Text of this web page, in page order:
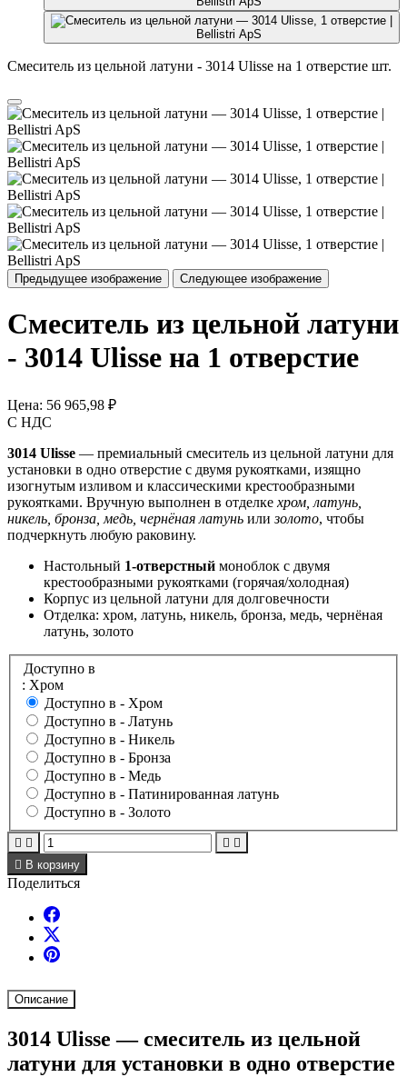
Смеситель из цельной латуни - 3014 Ulisse на 1 отверстие шт.
Предыдущее изображение Следующее изображение
Смеситель из цельной латуни
- 3014 Ulisse на 1 отверстие
Цена: 56 965,98 ₽
С НДС
3014 Ulisse — премиальный смеситель из цельной латуни для
установки в одно отверстие с двумя рукоятками, изящно
изогнутым изливом и классическими крестообразными
рукоятками. Вручную выполнен в отделке хром, латунь,
никель, бронза, медь, чернёная латунь илизолото, чтобы
подчеркнуть любую раковину.
Настольный 1-отверстный моноблок с двумя
крестообразными рукоятками (горячая/холодная)
Корпус из цельной латуни для долговечности
Отделка: хром, латунь, никель, бронза, медь, чернёная
латунь, золото
Доступно в
: Хром
Доступно в - Хром
Доступно в - Латунь
Доступно в - Никель
Доступно в - Бронза
Доступно в - Медь
Доступно в - Патинированная латунь
Доступно в - Золото
   
 В корзину
Поделиться
Описание
3014 Ulisse — смеситель из цельной
латуни для установки в одно отверстие